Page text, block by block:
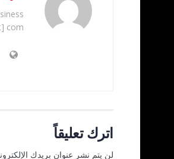
com
اترك تعليقاً
لن يتم نشر عنوان بريدك